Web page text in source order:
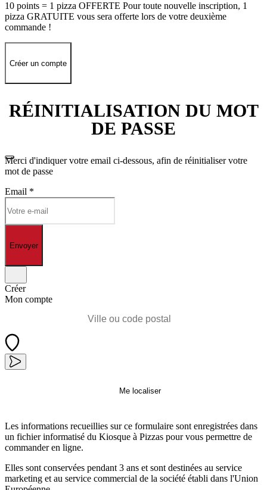
10 points = 1 pizza OFFERTE Pour toute nouvelle inscription, 1
pizza GRATUITE vous sera offerte lors de votre deuxième
commande !
Créer un compte
RÉINITIALISATION DU MOT
DE PASSE
Merci d'indiquer votre email ci-dessous, afin de réinitialiser votre
mot de passe
Email *
Envoyer
Créer
Mon compte
Me localiser
Les informations recueillies sur ce formulaire sont enregistrées dans
un fichier informatisé du Kiosque à Pizzas pour vous permettre de
commander en ligne.
Elles sont conservées pendant 3 ans et sont destinées au service
marketing et au service commercial de la société établi dans l'Union